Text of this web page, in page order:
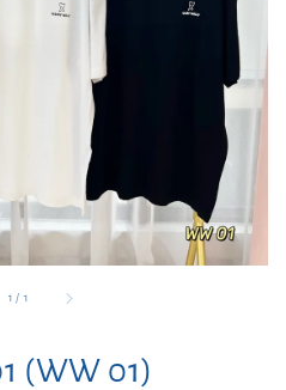
1 / 1
(WW 01)